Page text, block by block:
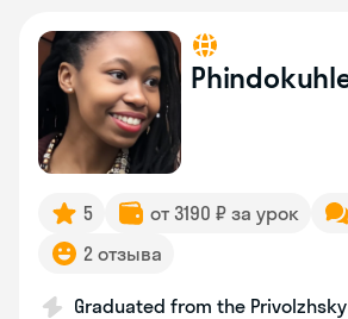
5 от 3190 ₽ за урок
2 отзыва
Graduated from the